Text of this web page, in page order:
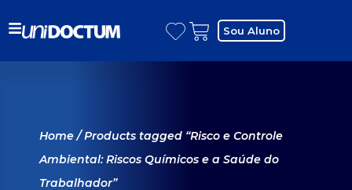
Sou Aluno
Home/ Products tagged “Risco e Controle
Ambiental: Riscos Químicos e a Saúde do
Trabalhador”